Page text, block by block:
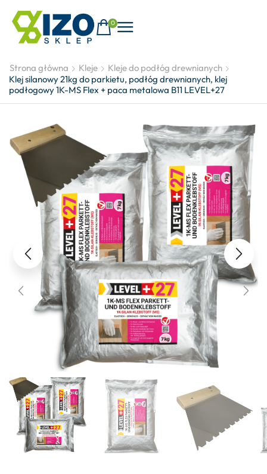
0
Strona główna Kleje
Kleje do podłóg drewnianych
Klej silanowy 21kg do parkietu, podłóg drewnianych, klej
podłogowy 1K-MS Flex + paca metalowa B11 LEVEL+27